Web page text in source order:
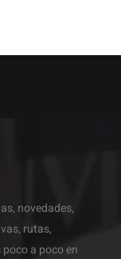
novedades,
rutas,
a poco en